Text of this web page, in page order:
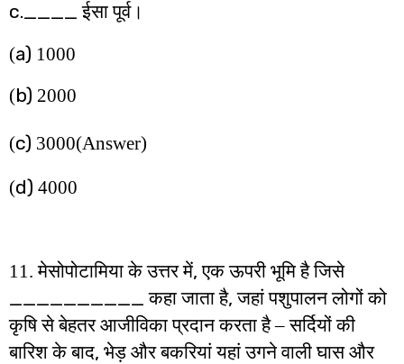
c.____ईसा पूर्व।
(a) 1000
(b) 2000
(c) 3000(Answer)
(d) 4000
11. मेसोपोटामिया के उत्तर में,एक ऊपरी भूमि है जिसे
__________कहा जाता है,जहां पशुपालन लोगों को
कृषि से बेहतर आजीविका प्रदान करता है – सर्दियों की
बारिश के बाद, भेड़ और बकरियां यहां उगने वाली घास और